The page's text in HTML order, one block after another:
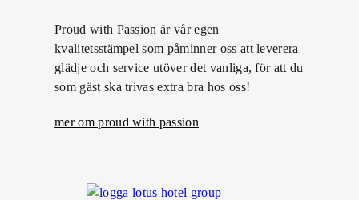
Proud with Passion är vår egen
kvalitetsstämpel som påminner oss att leverera
glädje och service utöver det vanliga, för att du
som gäst ska trivas extra bra hos oss!
mer om proud with passion